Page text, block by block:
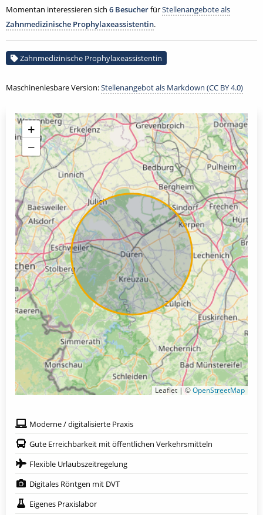
Momentan interessieren sich 6 BesucherfürStellenangebote als
Zahnmedizinische Prophylaxeassistentin.
Zahnmedizinische Prophylaxeassistentin
Maschinenlesbare Version:Stellenangebot als Markdown (CC BY 4.0)
+
−
Leaflet | ©OpenStreetMap
Moderne / digitalisierte Praxis
Gute Erreichbarkeit mit öffentlichen Verkehrsmitteln
Flexible Urlaubszeitregelung
Digitales Röntgen mit DVT
Eigenes Praxislabor